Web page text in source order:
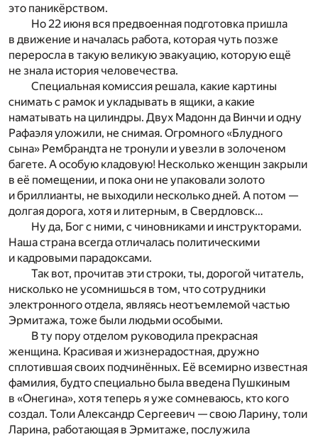
это паникёрством.
Но 22 июня вся предвоенная подготовка пришла
в движение и началась работа, которая чуть позже
переросла в такую великую эвакуацию, которую ещё
не знала история человечества.
Специальная комиссия решала, какие картины
снимать с рамок и укладывать в ящики, а какие
наматывать на цилиндры. Двух Мадонн да Винчи и одну
Рафаэля уложили, не снимая. Огромного «Блудного
сына» Рембрандта не тронули и увезли в золоченом
багете. А особую кладовую! Несколько женщин закрыли
в её помещении, и пока они не упаковали золото
и бриллианты, не выходили несколько дней. А потом —
долгая дорога, хотя и литерным, в Свердловск…
Ну да, Бог с ними, с чиновниками и инструкторами.
Наша страна всегда отличалась политическими
и кадровыми парадоксами.
Так вот, прочитав эти строки, ты, дорогой читатель,
нисколько не усомнишься в том, что сотрудники
электронного отдела, являясь неотъемлемой частью
Эрмитажа, тоже были людьми особыми.
В ту пору отделом руководила прекрасная
женщина. Красивая и жизнерадостная, дружно
сплотившая своих подчинённых. Её всемирно известная
фамилия, будто специально была введена Пушкиным
в «Онегина», хотя теперь я уже сомневаюсь, кто кого
создал. Толи Александр Сергеевич — свою Ларину, толи
Ларина, работающая в Эрмитаже, послужила